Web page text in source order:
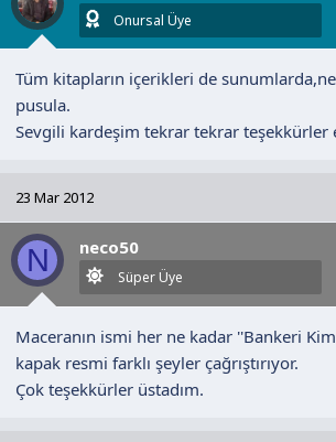
r
Onursal Üye
Tüm kitapların içerikleri de
pusula.
Sevgili kardeşim tekrar tekrar teşekkürler
23 Mar 2012
N neco50
Süper Üye
Maceranın ismi her ne kadar ''Bankeri
kapak resmi farklı şeyler çağrıştırıyor.
Çok teşekkürler üstadım.